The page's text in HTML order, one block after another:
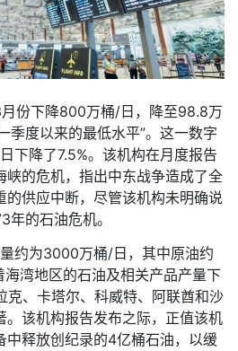
份下降800万桶/日，降至98.8万
季度以来的最低水平”。这一数字
下降了7.5%。该机构在月度报告
峡的危机，指出中东战争造成了全
的供应中断，尽管该机构未明确说
年的石油危机。
约为3000万桶/日，其中原油约
湾地区的石油及相关产品产量下
克、卡塔尔、科威特、阿联酋和沙
。该机构报告发布之际，正值该机
中释放创纪录的4亿桶石油，以缓